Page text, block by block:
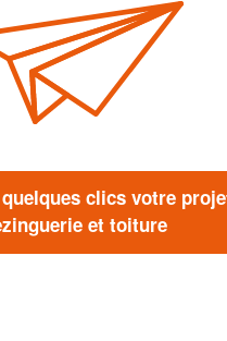
clics votre
et toiture